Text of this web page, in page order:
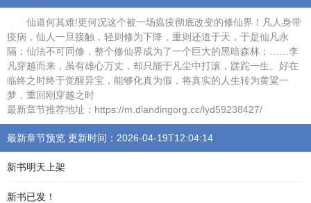
仙道何其难!更何况这个被一场瘟疫彻底改变的修仙界！凡人身带
疫病，仙人一旦接触，轻则修为下降，重则还道于天，于是仙凡永
隔；仙法不可同修，整个修仙界成为了一个巨大的黑暗森林；……李
凡穿越而来，虽有雄心万丈，却只能于凡尘中打滚，蹉跎一生。好在
临终之时终于觉醒异宝，能够化真为假，将真实的人生转为黄粱一
梦，重回刚穿越之时
最新章节推荐地址：https://m.dlandingorg.cc/lyd59238427/
最新章节预览 更新时间：2026-04-19T12:04:14
新书明天上架
新书已发！